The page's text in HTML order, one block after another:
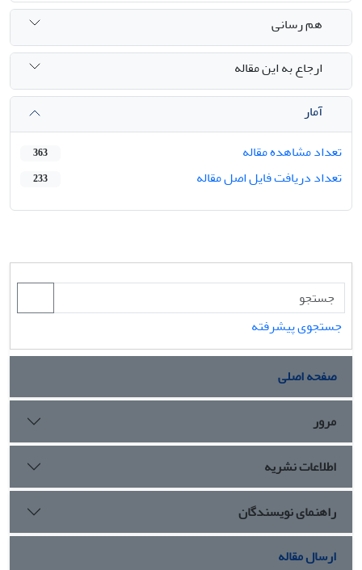
هم رسانی
ارجاع به این مقاله
آمار
تعداد مشاهده مقاله
363
تعداد دریافت فایل اصل مقاله 233
جستجوی پیشرفته
صفحه اصلی
مرور
اطلاعات نشریه
راهنمای نویسندگان
ارسال مقاله